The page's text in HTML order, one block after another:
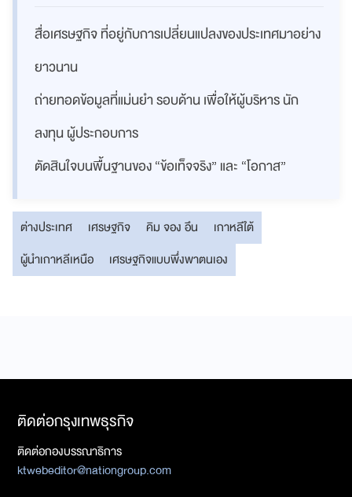
สื่อเศรษฐกิจ ที่อยู่กับการเปลี่ยนแปลงของประเทศมาอย่าง
ยาวนาน
ถ่ายทอดข้อมูลที่แม่นยำ รอบด้าน เพื่อให้ผู้บริหาร นัก
ลงทุน ผู้ประกอบการ
ตัดสินใจบนพื้นฐานของ “ข้อเท็จจริง” และ “โอกาส”
ต่างประเทศ เศรษฐกิจ คิม จอง อึน
เกาหลีใต้
ผู้นำเกาหลีเหนือ
เศรษฐกิจแบบพึ่งพาตนเอง
ติดต่อกรุงเทพธุรกิจ
ติดต่อกองบรรณาธิการ
ktwebeditor@nationgroup.com